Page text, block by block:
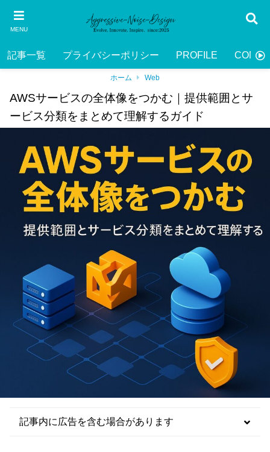
MENU
記事一覧 プライバシーポリシー PROFILE
ホーム Web
AWSサービスの全体像をつかむ｜提供範囲とサ
ービス分類をまとめて理解するガイド
記事内に広告を含む場合があります